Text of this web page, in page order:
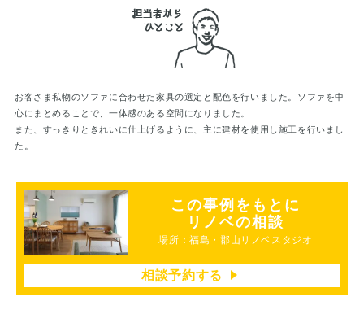
お客さま私物のソファに合わせた家具の選定と配色を行いました。ソファを中
心にまとめることで、一体感のある空間になりました。
また、すっきりときれいに仕上げるように、主に建材を使用し施工を行いまし
た。
この事例をもとに
リノベの相談
場所：福島・郡山リノベスタジオ
相談予約する